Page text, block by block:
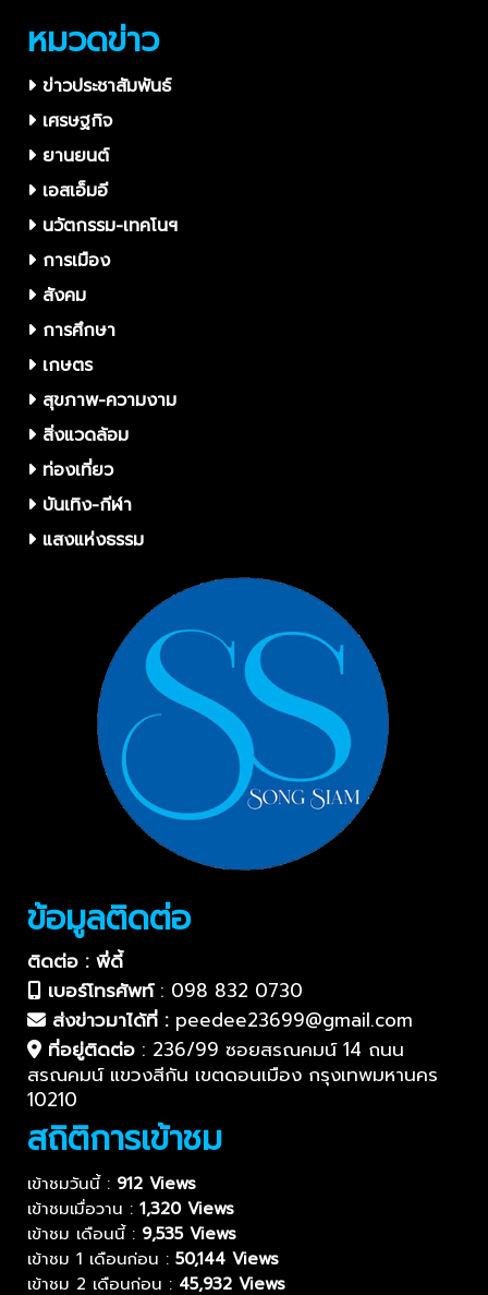
หมวดข่าว
ข่าวประชาสัมพันธ์
เศรษฐกิจ
ยานยนต์
เอสเอ็มอี
นวัตกรรม-เทคโนฯ
การเมือง
สังคม
การศึกษา
เกษตร
สุขภาพ-ความงาม
สิ่งแวดล้อม
ท่องเที่ยว
บันเทิง-กีฬา
แสงแห่งธรรม
ข้อมูลติดต่อ
ติดต่อ : พี่ดี้
เบอร์โทรศัพท์: 098 832 0730
ส่งข่าวมาได้ที่ : peedee23699@gmail.com
ที่อยู่ติดต่อ : 236/99 ซอยสรณคมน์ 14 ถนน
สรณคมน์ แขวงสีกัน เขตดอนเมือง กรุงเทพมหานคร
10210
สถิติการเข้าชม
เข้าชมวันนี้ : 912 Views
เข้าชมเมื่อวาน : 1,320 Views
เข้าชม เดือนนี้ : 9,535 Views
เข้าชม 1 เดือนก่อน : 50,144 Views
เข้าชม 2 เดือนก่อน : 45,932 Views